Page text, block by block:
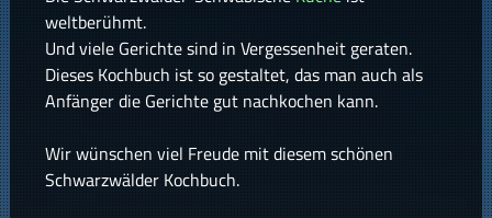
weltberühmt.
Und viele Gerichte sind in Vergessenheit geraten.
Dieses Kochbuch ist so gestaltet, das man auch als
Anfänger die Gerichte gut nachkochen kann.
Wir wünschen viel Freude mit diesem schönen
Schwarzwälder Kochbuch.